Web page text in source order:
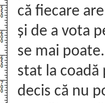
că fiecare
și de a vota
se mai
stat la coadă
decis că nu